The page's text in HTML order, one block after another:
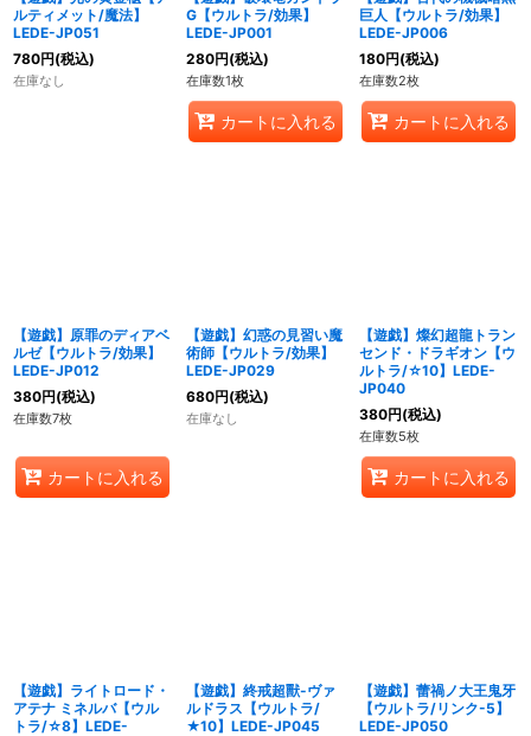
ルティメット/魔法】
LEDE-JP051
780円(税込)
在庫なし
G【ウルトラ/効果】
LEDE-JP001
280円(税込)
在庫数1枚
カートに入れる
巨人【ウルトラ/効果】
LEDE-JP006
180円(税込)
在庫数2枚
カートに入れる
【遊戯】原罪のディアベ
ルゼ【ウルトラ/効果】
LEDE-JP012
380円(税込)
在庫数7枚
カートに入れる
【遊戯】幻惑の見習い魔
術師【ウルトラ/効果】
LEDE-JP029
680円(税込)
在庫なし
【遊戯】燦幻超龍トラン
センド・ドラギオン【ウ
ルトラ/☆10】LEDE-
JP040
380円(税込)
在庫数5枚
カートに入れる
【遊戯】ライトロード・
アテナ ミネルバ【ウル
トラ/☆8】LEDE-
【遊戯】終戒超獸-ヴァ
ルドラス【ウルトラ/
★10】LEDE-JP045
【遊戯】蕾禍ノ大王鬼牙
【ウルトラ/リンク-5】
LEDE-JP050